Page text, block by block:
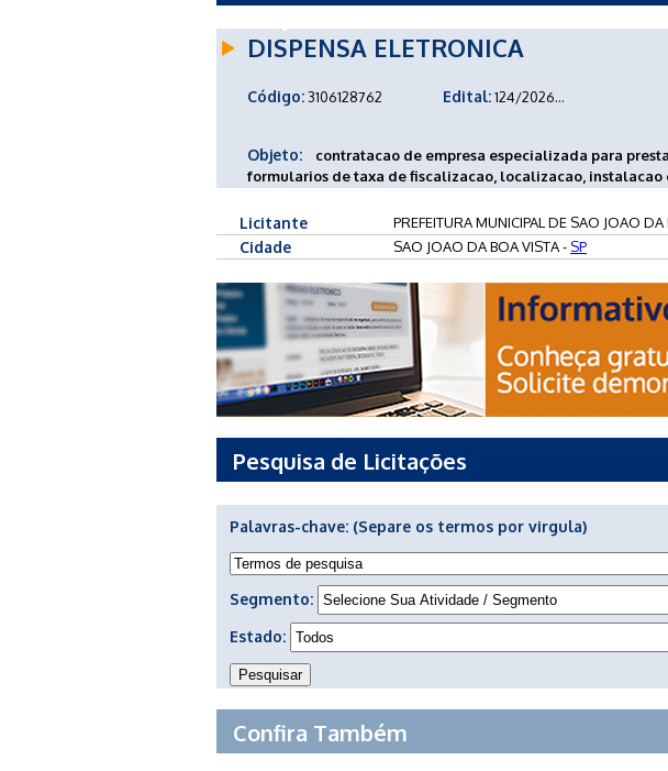
DISPENSA ELETRONICA
Código:3106128762 Edital:124/2026...
Objeto:
contratacao de empresa especializada para
formularios de taxa de fiscalizacao, localizacao, instalacao
Licitante PREFEITURA MUNICIPAL DE SAO JOAO DA
Cidade SAO JOAO DA BOA VISTA - SP
Pesquisa de Licitações
Palavras-chave: (Separe os termos por virgula)
Segmento:
Estado:
Confira Também